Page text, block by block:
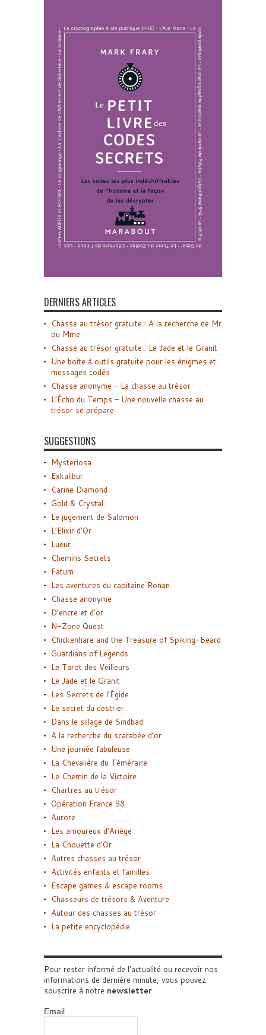
DERNIERS ARTICLES
Chasse au trésor gratuite : A la recherche de Mr
ou Mme
Chasse au trésor gratuite : Le Jade et le Granit
Une boîte à outils gratuite pour les énigmes et
messages codés
Chasse anonyme – La chasse au trésor
L’Écho du Temps – Une nouvelle chasse au
trésor se prépare
SUGGESTIONS
Mysteriosa
Exkalibur
Carine Diamond
Gold & Crystal
Le jugement de Salomon
L’Elixir d’Or
Lueur
Chemins Secrets
Fatum
Les aventures du capitaine Ronan
Chasse anonyme
D’encre et d’or
N-Zone Quest
Chickenhare and the Treasure of Spiking-Beard
Guardians of Legends
Le Tarot des Veilleurs
Le Jade et le Granit
Les Secrets de l’Égide
Le secret du destrier
Dans le sillage de Sindbad
A la recherche du scarabée d’or
Une journée fabuleuse
La Chevalière du Téméraire
Le Chemin de la Victoire
Chartres au trésor
Opération France 98
Aurore
Les amoureux d’Ariège
La Chouette d’Or
Autres chasses au trésor
Activités enfants et familles
Escape games & escape rooms
Chasseurs de trésors & Aventure
Autour des chasses au trésor
La petite encyclopédie
Pour rester informé de l'actualité ou recevoir nos
informations de dernière minute, vous pouvez
souscrire à notre newsletter.
Email